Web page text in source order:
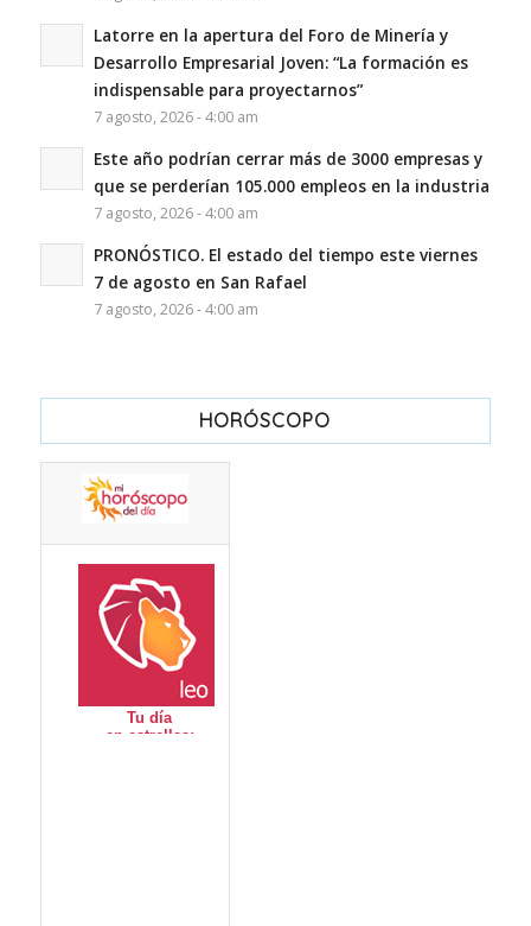
Latorre en la apertura del Foro de Minería y
Desarrollo Empresarial Joven: “La formación es
indispensable para proyectarnos”
7 agosto, 2026 - 4:00 am
Este año podrían cerrar más de 3000 empresas y
que se perderían 105.000 empleos en la industria
7 agosto, 2026 - 4:00 am
PRONÓSTICO. El estado del tiempo este viernes
7 de agosto en San Rafael
7 agosto, 2026 - 4:00 am
HORÓSCOPO